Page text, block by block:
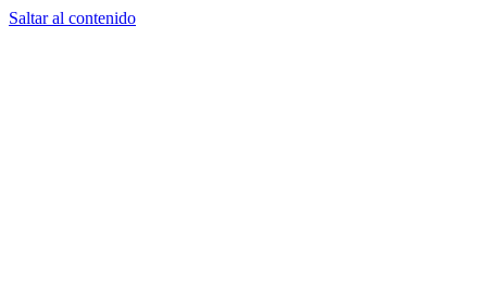
Saltar al contenido